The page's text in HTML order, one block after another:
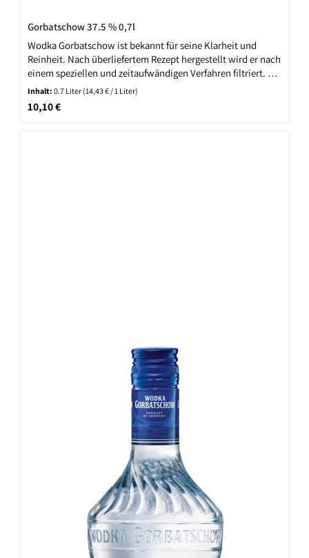
Gorbatschow 37.5 % 0,7l
Wodka Gorbatschow ist bekannt für seine Klarheit und
Reinheit. Nach überliefertem Rezept hergestellt wird er nach
einem speziellen und zeitaufwändigen Verfahren filtriert. So
entsteht der eiskalte Genuss, der Wodka Gorbatschow zum
meistgetrunkenen Wodka Deutschlands macht. Der
Alkoholgehalt liegt je nach Sorte (blaues oder schwarzes
Inhalt:0.7 Liter (14,43 € / 1 Liter)
Regulärer Preis:
10,10 €